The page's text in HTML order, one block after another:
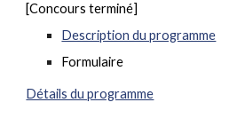
[Concours terminé]
Description du programme
Formulaire
Détails du programme